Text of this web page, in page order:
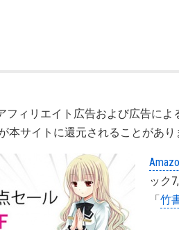
フィリエイト広告および広告によ
本サイトに還元されることがあり
ック
「竹